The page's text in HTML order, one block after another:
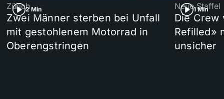
2 Min
Zürich
Zwei Männer sterben bei Unfall
mit gestohlenem Motorrad in
Oberengstringen
1 Min
Neue Staffel
Die Crew
Refilled»
unsicher